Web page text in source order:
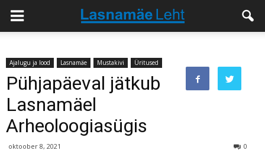
Ajalugu ja lood Lasnamäe Mustakivi Üritused
Pühjapäeval jätkub
Lasnamäel
Arheoloogiasügis
oktoober 8, 2021 0